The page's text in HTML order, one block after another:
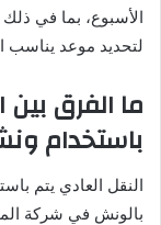
الأسبوع، بما في
لتحديد موعد يناسب
ما الفرق بين
باستخدام
النقل العادي يتم
بالونش في شركة